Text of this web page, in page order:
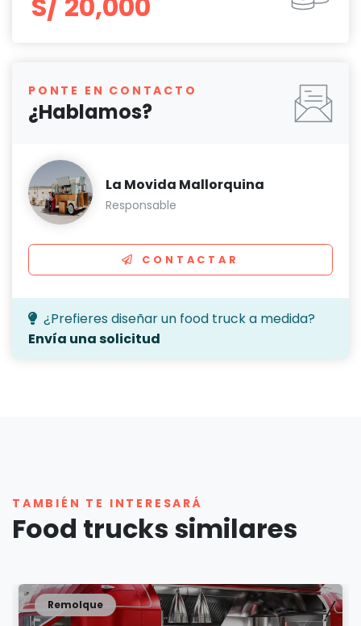
PONTE EN CONTACTO
¿Hablamos?
La Movida Mallorquina
Responsable
CONTACTAR
¿Prefieres diseñar un food truck a medida?
Envía una solicitud
TAMBIÉN TE INTERESARÁ
Food trucks similares
Remolque